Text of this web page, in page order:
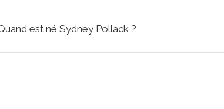
est né Sydney Pollack ?